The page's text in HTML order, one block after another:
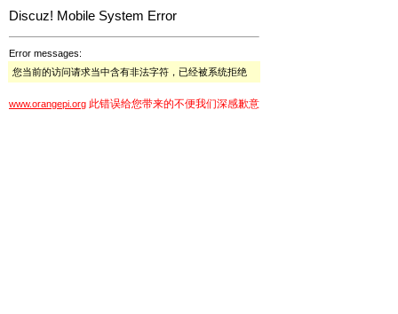
Discuz! Mobile System Error
Error messages:
您当前的访问请求当中含有非法字符，已经被系统拒绝
www.orangepi.org 此错误给您带来的不便我们深感歉意